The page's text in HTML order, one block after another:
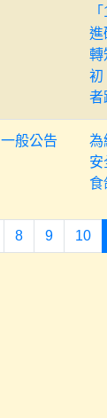
進
轉
初
者
一般公告
為
安
食
8 9 10